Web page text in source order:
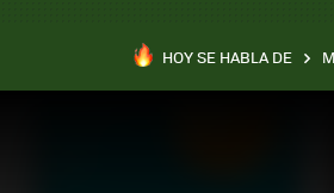
HOY SE HABLA DE